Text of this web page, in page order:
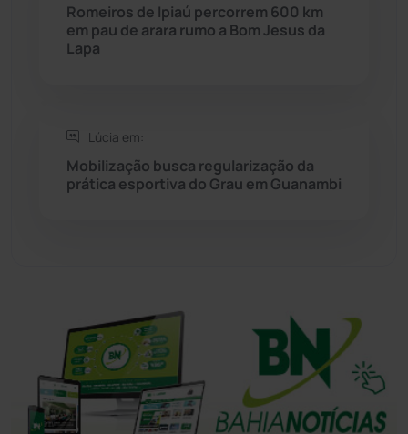
Sudoeste Baiano (1530)
Tecnologia
Romeiros de Ipiaú percorrem 600 km
em pau de arara rumo a Bom Jesus da
Lapa
Lúcia em:
Mobilização busca regularização da
prática esportiva do Grau em Guanambi